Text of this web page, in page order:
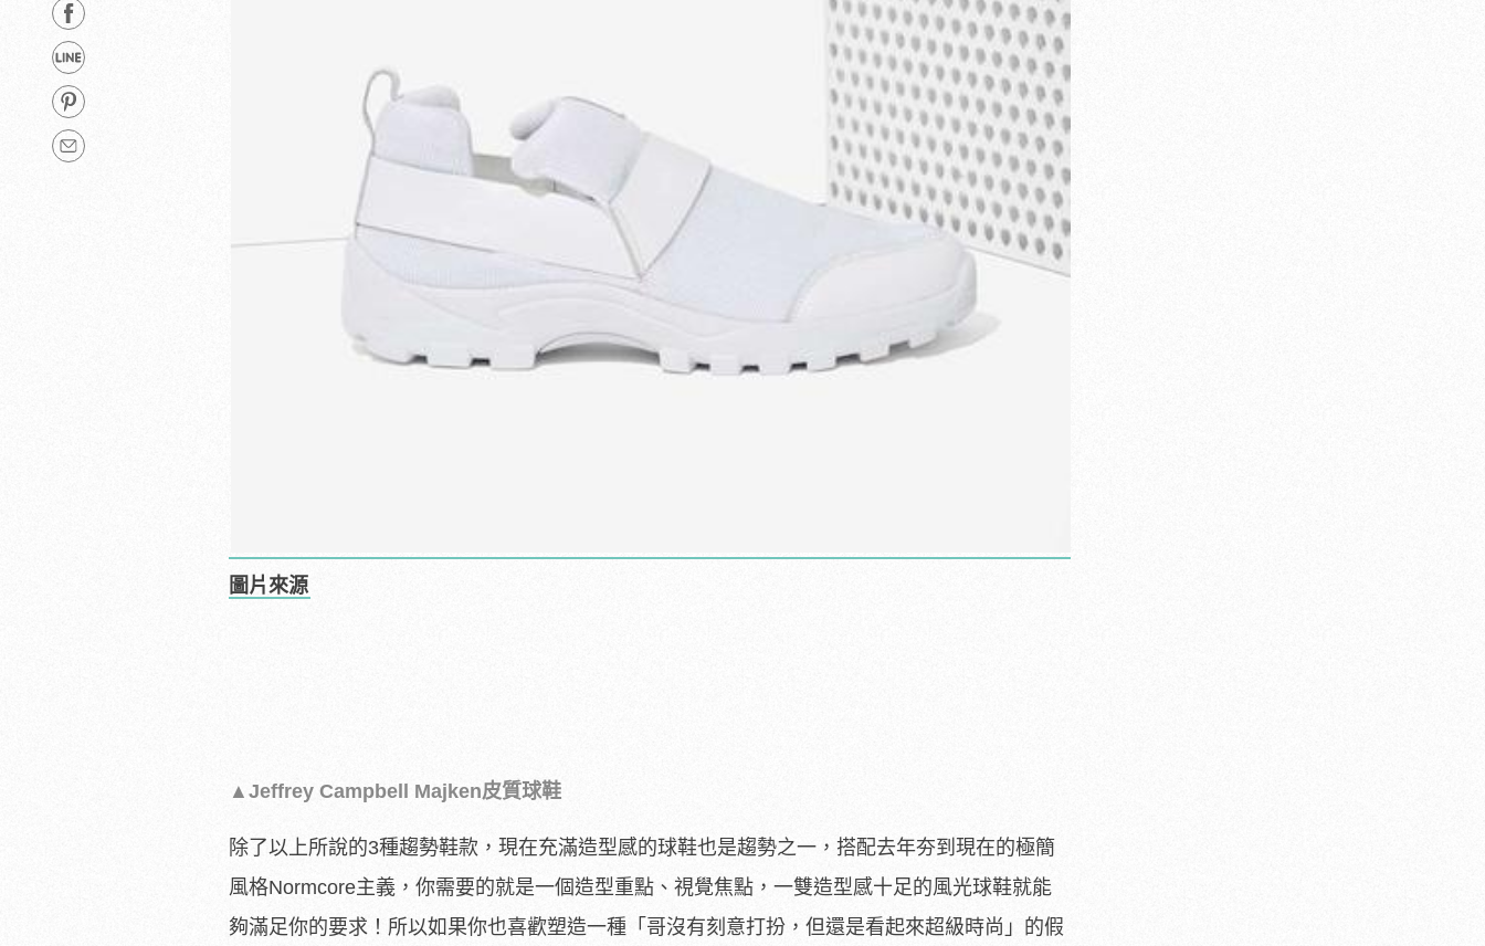
圖片來源
▲Jeffrey Campbell Majken皮質球鞋
除了以上所說的3種趨勢鞋款，現在充滿造型感的球鞋也是趨勢之一，搭配去年夯到現在的極簡
風格Normcore主義，你需要的就是一個造型重點、視覺焦點，一雙造型感十足的風光球鞋就能
夠滿足你的要求！所以如果你也喜歡塑造一種「哥沒有刻意打扮，但還是看起來超級時尚」的假